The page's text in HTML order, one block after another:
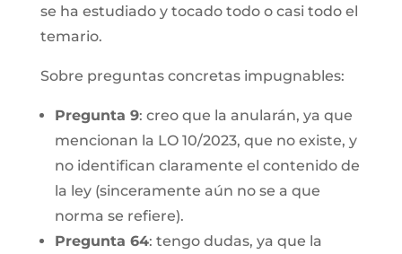
se ha estudiado y tocado todo o casi todo el
temario.
Sobre preguntas concretas impugnables:
Pregunta 9: creo que la anularán, ya que
mencionan la LO 10/2023, que no existe, y
no identifican claramente el contenido de
la ley (sinceramente aún no se a que
norma se refiere).
Pregunta 64: tengo dudas, ya que la